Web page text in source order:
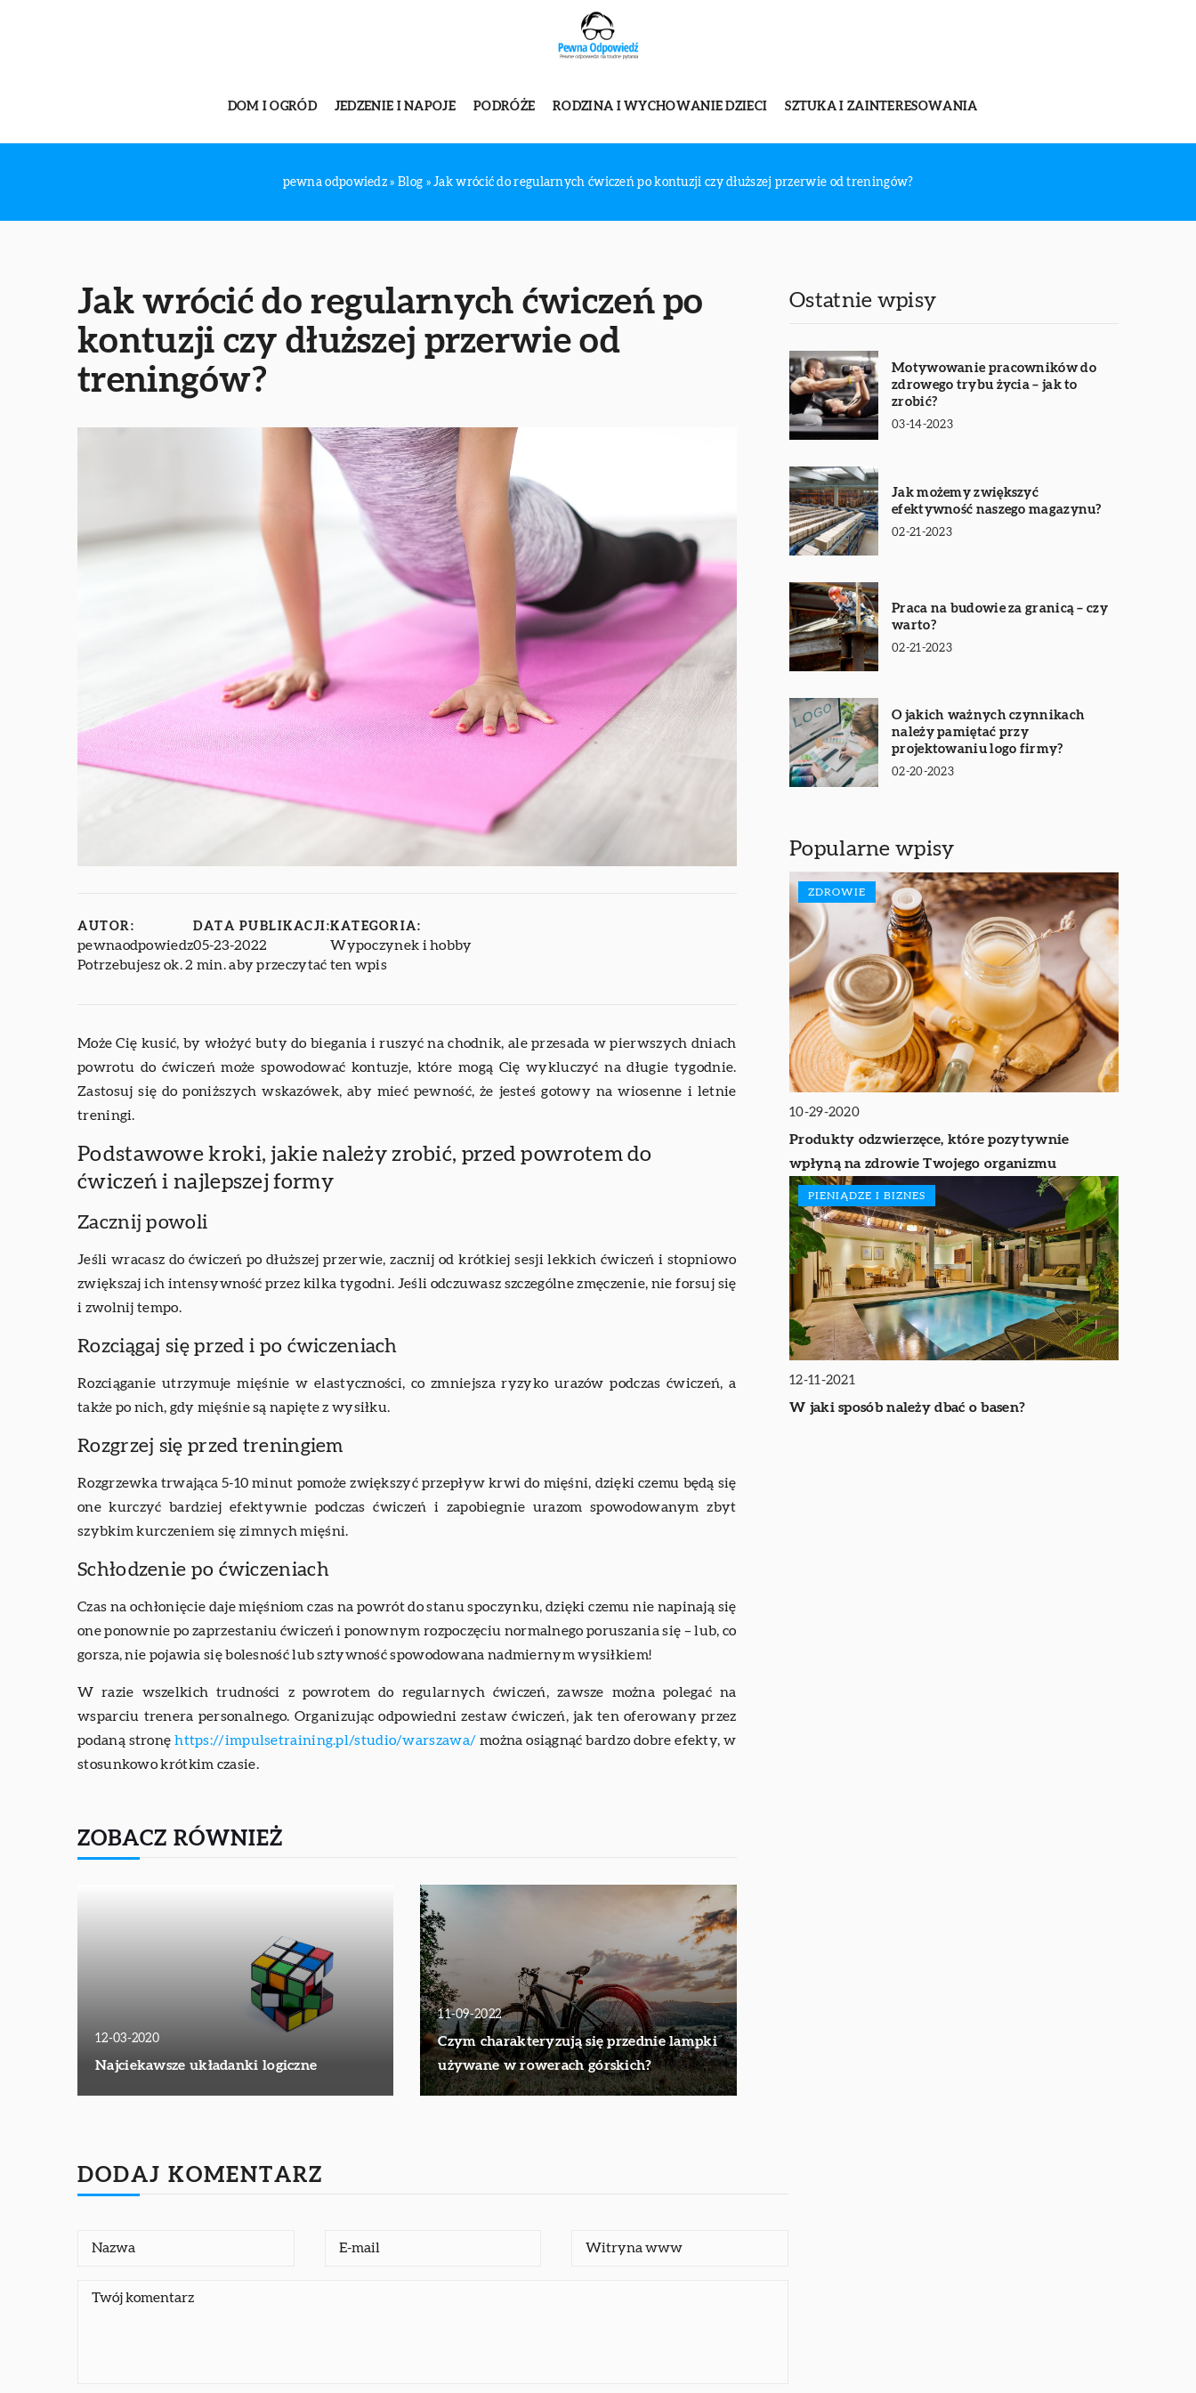
DOM I OGRÓD JEDZENIE I NAPOJE PODRÓŻE RODZINA I WYCHOWANIE DZIECI SZTUKA I ZAINTERESOWANIA
pewna odpowiedz » Blog »Jak wrócić do regularnych ćwiczeń po kontuzji czy dłuższej przerwie od treningów?
Jak wrócić do regularnych ćwiczeń po
kontuzji czy dłuższej przerwie od
treningów?
AUTOR:
pewnaodpowiedz
DATA PUBLIKACJI:
05-23-2022
KATEGORIA:
Wypoczynek i hobby
Potrzebujesz ok. 2 min. aby przeczytać ten wpis
Może Cię kusić, by włożyć buty do biegania i ruszyć na chodnik, ale przesada w pierwszych dniach
powrotu do ćwiczeń może spowodować kontuzje, które mogą Cię wykluczyć na długie tygodnie.
Zastosuj się do poniższych wskazówek, aby mieć pewność, że jesteś gotowy na wiosenne i letnie
treningi.
Podstawowe kroki, jakie należy zrobić, przed powrotem do
ćwiczeń i najlepszej formy
Zacznij powoli
Jeśli wracasz do ćwiczeń po dłuższej przerwie, zacznij od krótkiej sesji lekkich ćwiczeń i stopniowo
zwiększaj ich intensywność przez kilka tygodni. Jeśli odczuwasz szczególne zmęczenie, nie forsuj się
i zwolnij tempo.
Rozciągaj się przed i po ćwiczeniach
Rozciąganie utrzymuje mięśnie w elastyczności, co zmniejsza ryzyko urazów podczas ćwiczeń, a
także po nich, gdy mięśnie są napięte z wysiłku.
Rozgrzej się przed treningiem
Rozgrzewka trwająca 5-10 minut pomoże zwiększyć przepływ krwi do mięśni, dzięki czemu będą się
one kurczyć bardziej efektywnie podczas ćwiczeń i zapobiegnie urazom spowodowanym zbyt
szybkim kurczeniem się zimnych mięśni.
Schłodzenie po ćwiczeniach
Czas na ochłonięcie daje mięśniom czas na powrót do stanu spoczynku, dzięki czemu nie napinają się
one ponownie po zaprzestaniu ćwiczeń i ponownym rozpoczęciu normalnego poruszania się – lub, co
gorsza, nie pojawia się bolesność lub sztywność spowodowana nadmiernym wysiłkiem!
W razie wszelkich trudności z powrotem do regularnych ćwiczeń, zawsze można polegać na
wsparciu trenera personalnego. Organizując odpowiedni zestaw ćwiczeń, jak ten oferowany przez
podaną stronęhttps://impulsetraining.pl/studio/warszawa/ można osiągnąć bardzo dobre efekty, w
stosunkowo krótkim czasie.
ZOBACZ RÓWNIEŻ
12-03-2020
Najciekawsze układanki logiczne
11-09-2022
Czym charakteryzują się przednie lampki
używane w rowerach górskich?
Ostatnie wpisy
Motywowanie pracowników do
zdrowego trybu życia – jak to
zrobić?
03-14-2023
Jak możemy zwiększyć
efektywność naszego magazynu?
02-21-2023
Praca na budowie za granicą – czy
warto?
02-21-2023
O jakich ważnych czynnikach
należy pamiętać przy
projektowaniu logo firmy?
02-20-2023
Popularne wpisy
ZDROWIE
10-29-2020
Produkty odzwierzęce, które pozytywnie
wpłyną na zdrowie Twojego organizmu
PIENIĄDZE I BIZNES
12-11-2021
W jaki sposób należy dbać o basen?
DODAJ KOMENTARZ